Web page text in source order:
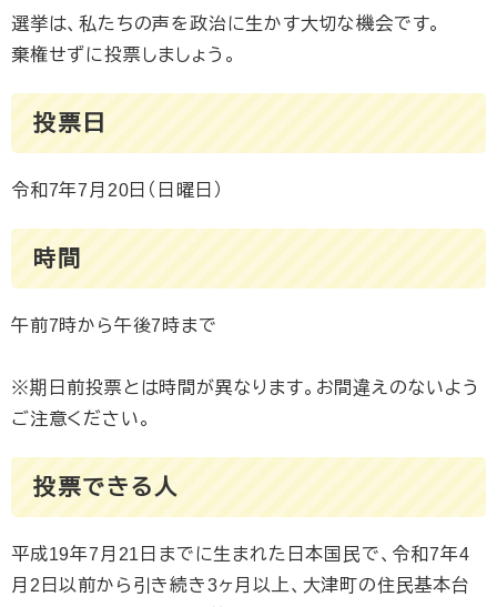
選挙は、私たちの声を政治に生かす大切な機会です。
棄権せずに投票しましょう。
投票日
令和7年7月20日（日曜日）
時間
午前7時から午後7時まで
※期日前投票とは時間が異なります。お間違えのないよう
ご注意ください。
投票できる人
平成19年7月21日までに生まれた日本国民で、令和7年4
月2日以前から引き続き3ヶ月以上、大津町の住民基本台